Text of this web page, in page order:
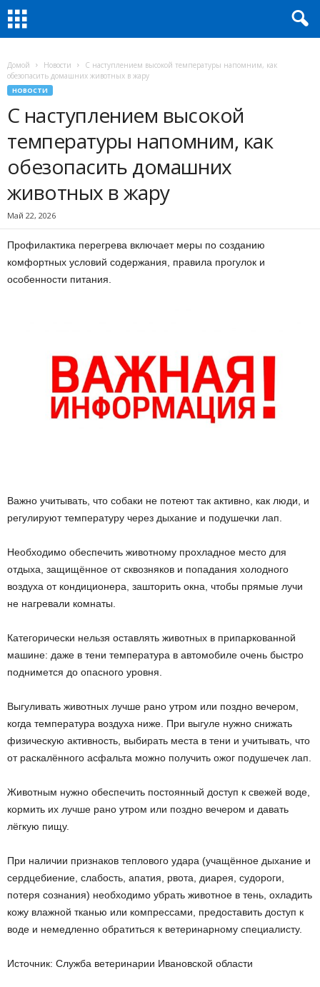
Домой Новости
С наступлением высокой температуры напомним, как
обезопасить домашних животных в жару
НОВОСТИ
С наступлением высокой
температуры напомним, как
обезопасить домашних
животных в жару
Май 22, 2026
Профилактика перегрева включает меры по созданию
комфортных условий содержания, правила прогулок и
особенности питания.
Важно учитывать, что собаки не потеют так активно, как люди, и
регулируют температуру через дыхание и подушечки лап.
Необходимо обеспечить животному прохладное место для
отдыха, защищённое от сквозняков и попадания холодного
воздуха от кондиционера, зашторить окна, чтобы прямые лучи
не нагревали комнаты.
Категорически нельзя оставлять животных в припаркованной
машине: даже в тени температура в автомобиле очень быстро
поднимется до опасного уровня.
Выгуливать животных лучше рано утром или поздно вечером,
когда температура воздуха ниже. При выгуле нужно снижать
физическую активность, выбирать места в тени и учитывать, что
от раскалённого асфальта можно получить ожог подушечек лап.
Животным нужно обеспечить постоянный доступ к свежей воде,
кормить их лучше рано утром или поздно вечером и давать
лёгкую пищу.
При наличии признаков теплового удара (учащённое дыхание и
сердцебиение, слабость, апатия, рвота, диарея, судороги,
потеря сознания) необходимо убрать животное в тень, охладить
кожу влажной тканью или компрессами, предоставить доступ к
воде и немедленно обратиться к ветеринарному специалисту.
Источник: Служба ветеринарии Ивановской области